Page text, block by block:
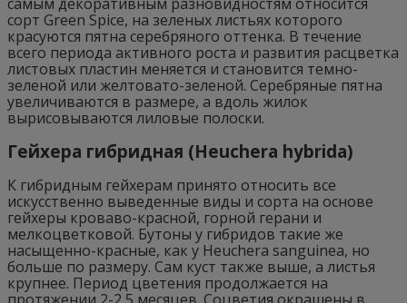
сорт Green Spice, на зеленых листьях которого
красуются пятна серебряного оттенка. В течение
всего периода активного роста и развития расцветка
листовых пластин меняется и становится темно-
зеленой или желтовато-зеленой. Серебряные пятна
увеличиваются в размере, а вдоль жилок
вырисовываются лиловые полоски.
Гейхера гибридная (Heuchera hybrida)
К гибридным гейхерам принято относить все
искусственно выведенные виды и сорта на основе
гейхеры кроваво-красной, горной герани и
мелкоцветковой. Бутоны у гибридов такие же
насыщенно-красные, как у Heuchera sanguinea, но
больше по размеру. Сам куст также выше, а листья
крупнее. Период цветения продолжается на